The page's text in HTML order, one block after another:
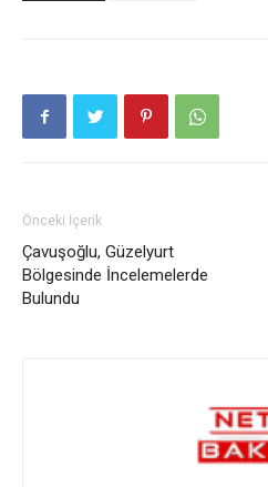
Önceki İçerik
Çavuşoğlu, Güzelyurt
Bölgesinde İncelemelerde
Bulundu